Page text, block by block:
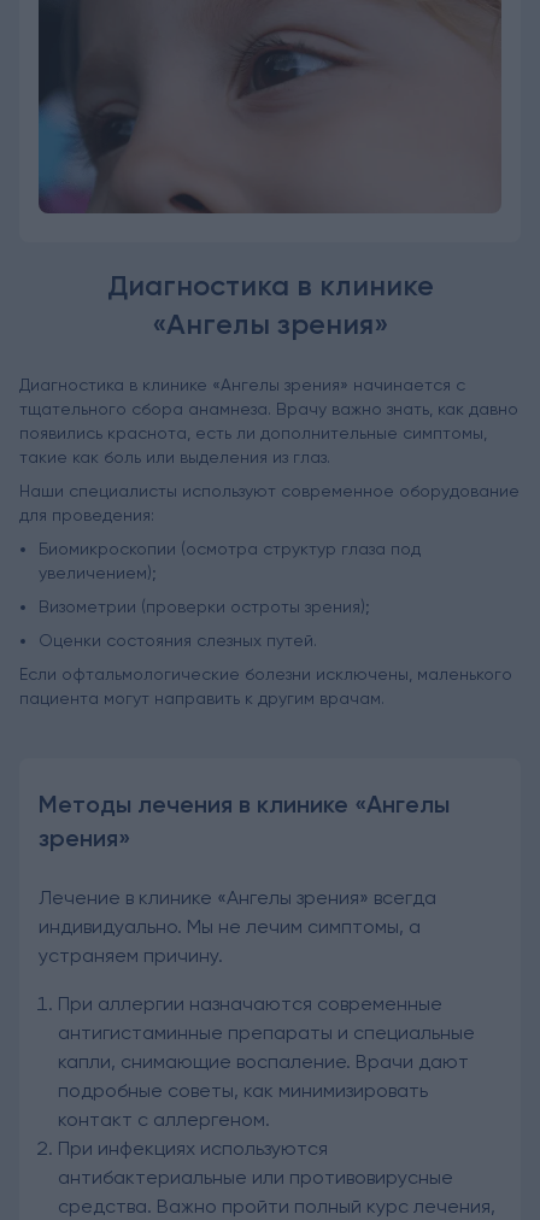
Диагностика в клинике
«Ангелы зрения»
Диагностика в клинике «Ангелы зрения» начинается с
тщательного сбора анамнеза. Врачу важно знать, как давно
появились краснота, есть ли дополнительные симптомы,
такие как боль или выделения из глаз.
Наши специалисты используют современное оборудование
для проведения:
Биомикроскопии (осмотра структур глаза под
увеличением);
Визометрии (проверки остроты зрения);
Оценки состояния слезных путей.
Если офтальмологические болезни исключены, маленького
пациента могут направить к другим врачам.
Методы лечения в клинике «Ангелы
зрения»
Лечение в клинике «Ангелы зрения» всегда
индивидуально. Мы не лечим симптомы, а
устраняем причину.
При аллергии назначаются современные
антигистаминные препараты и специальные
капли, снимающие воспаление. Врачи дают
подробные советы, как минимизировать
контакт с аллергеном.
При инфекциях используются
антибактериальные или противовирусные
средства. Важно пройти полный курс лечения,